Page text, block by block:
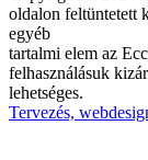
oldalon feltüntetett
egyéb
tartalmi elem az
felhasználásuk
lehetséges.
Tervezés,